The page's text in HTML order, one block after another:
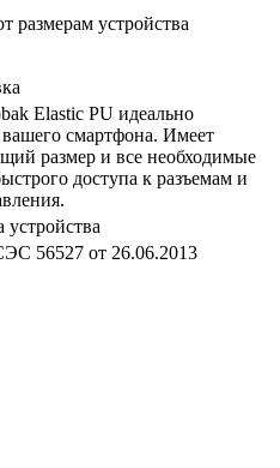
размерам устройства
Elastic PU идеально
смартфона. Имеет
размер и все необходимые
доступа к разъемам и
устройства
56527 от 26.06.2013